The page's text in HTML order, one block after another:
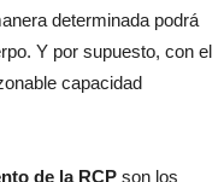
determinada podrá
Y por supuesto, con el
capacidad
de la RCP son los